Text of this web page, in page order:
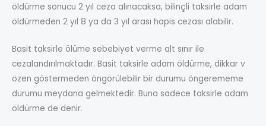
öldürme sonucu 2 yıl ceza alınacaksa, bilinçli taksirle adam
öldürmeden 2 yıl 8 ya da 3 yıl arası hapis cezası alabilir.
Basit taksirle ölüme sebebiyet verme alt sınır ile
cezalandırılmaktadır. Basit taksirle adam öldürme, dikkar v
özen göstermeden öngörülebilir bir durumu öngerememe
durumu meydana gelmektedir. Buna sadece taksirle adam
öldürme de denir.